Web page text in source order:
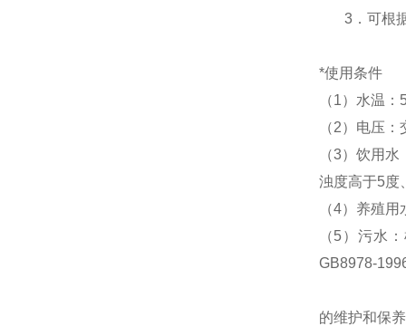
3．可根据
*使用条件
（1）水温
（2）电压
（3）饮用
浊度高于5度
（4）养殖
（5）污水
GB8978-
的维护和保养